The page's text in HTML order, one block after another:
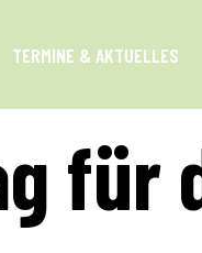
TERMINE & AKTUELLES
für